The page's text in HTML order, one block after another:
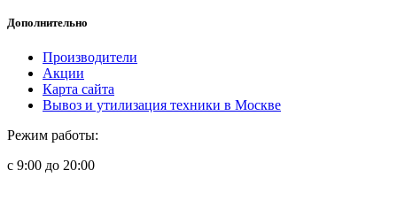
Дополнительно
Производители
Акции
Карта сайта
Вывоз и утилизация техники в Москве
Режим работы:
с 9:00 до 20:00